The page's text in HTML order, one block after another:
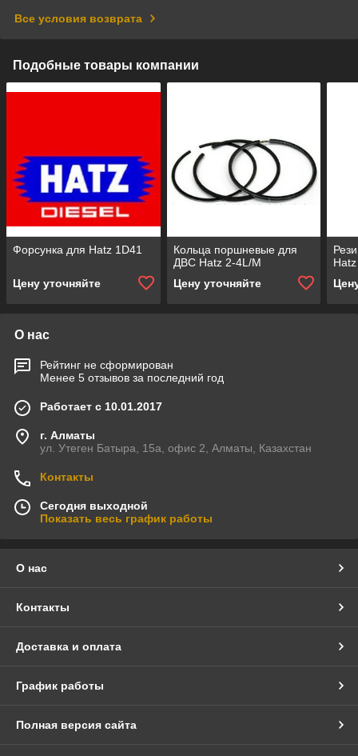
Все условия возврата
Подобные товары компании
Форсунка для Hatz 1D41
Цену уточняйте
Кольца поршневые для
ДВС Hatz 2-4L/M
Цену уточняйте
О нас
Рейтинг не сформирован
Менее 5 отзывов за последний год
Работает с 10.01.2017
г. Алматы
ул. Утеген Батыра, 15а, офис 2, Алматы, Казахстан
Контакты
Сегодня выходной
Показать весь график работы
О нас
Контакты
Доставка и оплата
График работы
Полная версия сайта